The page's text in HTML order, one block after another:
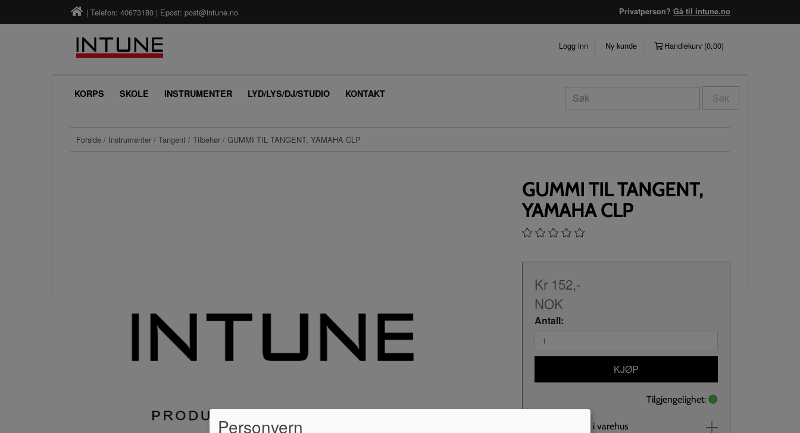
| Telefon: 40673180 | Epost: post@intune.no Privatperson? Gå til intune.no
Logg inn Ny kunde Handlekurv (0,00)
KORPS SKOLE INSTRUMENTER LYD/LYS/DJ/STUDIO KONTAKT Søk
Forside / Instrumenter / Tangent / Tilbehør / GUMMI TIL TANGENT, YAMAHA CLP
GUMMI TIL TANGENT,
YAMAHA CLP
Kr 152,-
NOK
Antall:
KJØP
Tilgjengelighet:
Se lagerstatus i varehus
Personvern